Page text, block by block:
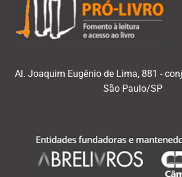
Al. Joaquim Eugênio de Lima, 881 -
São Paulo/SP